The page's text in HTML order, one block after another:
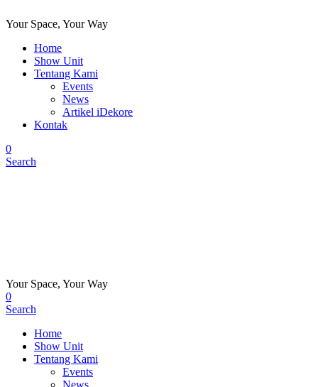
Your Space, Your Way
Home
Show Unit
Tentang Kami
Events
News
Artikel iDekore
Kontak
0
Search
Your Space, Your Way
0
Search
Home
Show Unit
Tentang Kami
Events
News